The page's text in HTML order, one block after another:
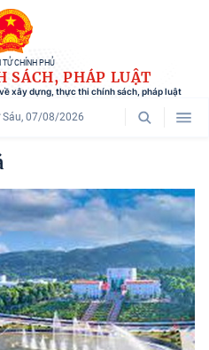
TỬ CHÍNH PHỦ
SÁCH, PHÁP LUẬT
xây dựng, thực thi chính sách, pháp luật
Sáu, 07/08/2026